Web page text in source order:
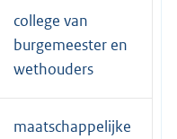
college van
burgemeester en
wethouders
maatschappelijke